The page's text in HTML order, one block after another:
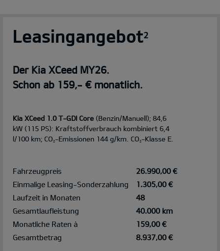
Leasingangebot2
Der Kia XCeed MY26.
Schon ab 159,- € monatlich.
Kia XCeed 1.0 T-GDI Core (Benzin/Manuell); 84,6
kW (115 PS): Kraftstoffverbrauch kombiniert 6,4
l/100 km; CO2-Emissionen 144 g/km. CO2-Klasse E.
Fahrzeugpreis
26.990,00 €
Einmalige Leasing-Sonderzahlung
1.305,00 €
Laufzeit in Monaten
48
Gesamtlaufleistung
40.000 km
Monatliche Raten à
159,00 €
Gesamtbetrag
8.937,00 €